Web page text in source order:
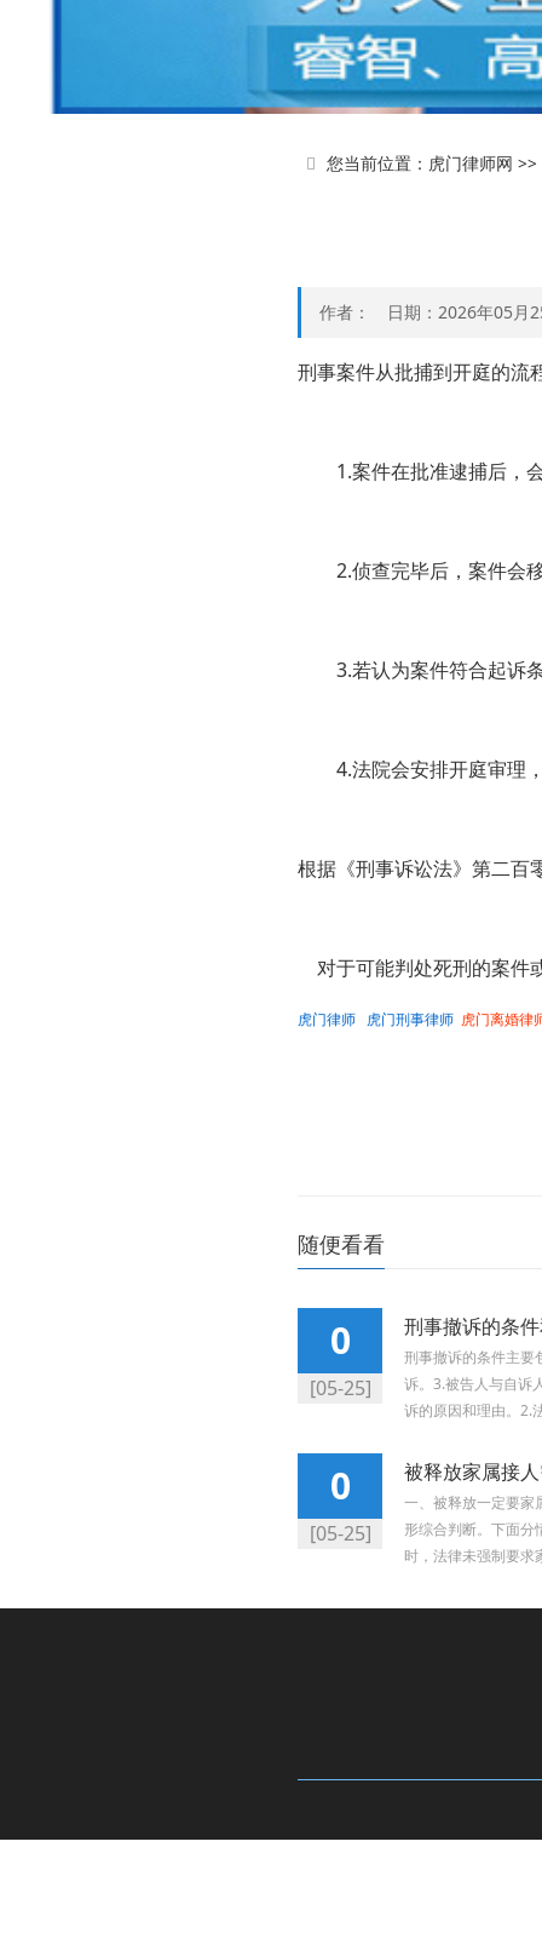
您当前位置： 虎门律师网 >>
作者： 日期：2026年05月
刑事案件从批捕到开庭的流
1.案件在批准逮捕后，会
2.侦查完毕后，案件会移
3.若认为案件符合起诉条
4.法院会安排开庭审理
根据《刑事诉讼法》第二百
对于可能判处死刑的案件
虎门律师 虎门刑事律师 虎门离婚律
随便看看
0
[05-25]
刑事撤诉的条
刑事撤诉的条件主要
诉。3.被告人与自诉
诉的原因和理由。2.
0
[05-25]
被释放家属接
一、被释放一定要家
形综合判断。下面分
时，法律未强制要求